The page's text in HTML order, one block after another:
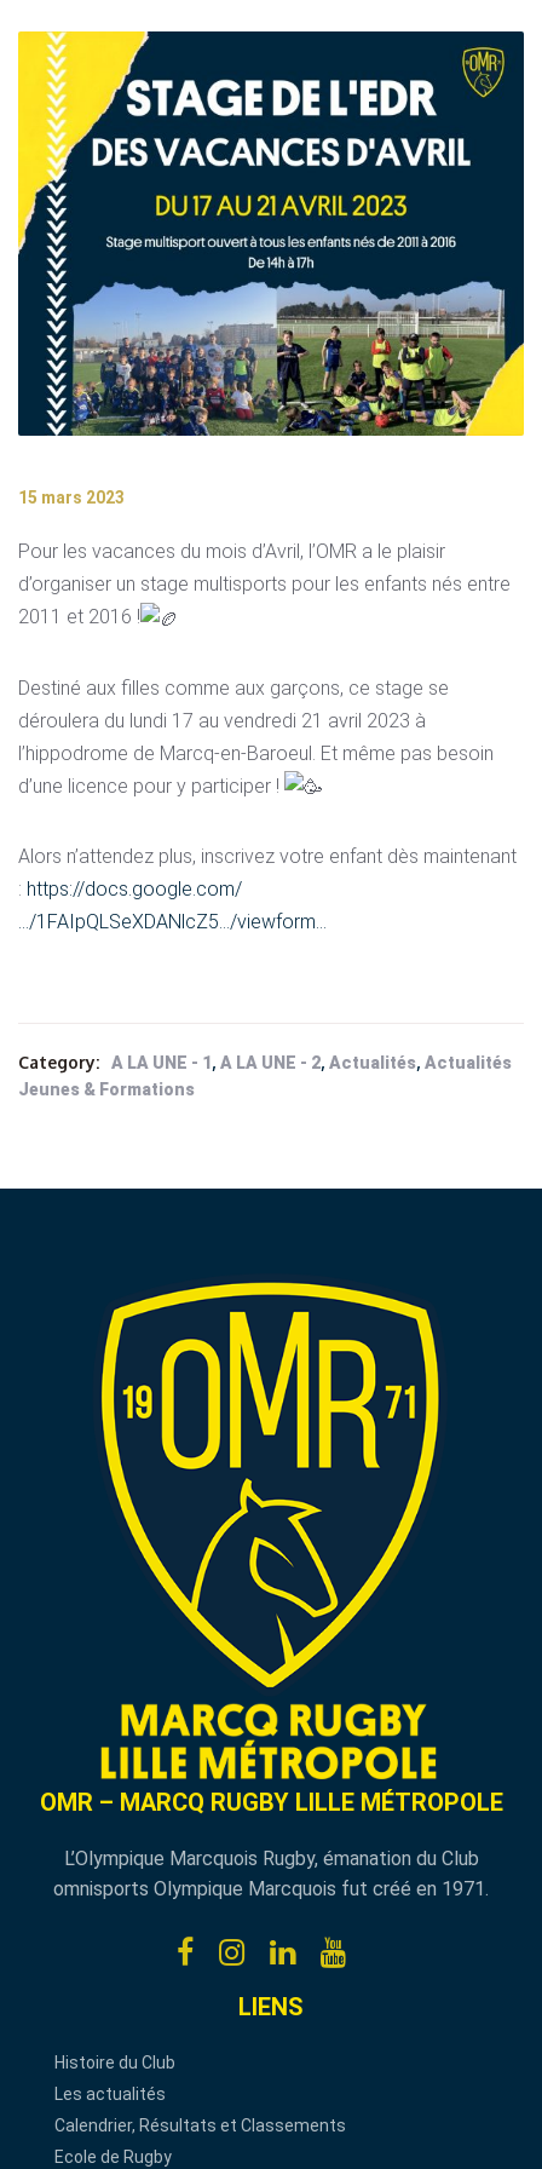
15 mars 2023
Pour les vacances du mois d’Avril, l’OMR a le plaisir
d’organiser un stage multisports pour les enfants nés entre
2011 et 2016 !
Destiné aux filles comme aux garçons, ce stage se
déroulera du lundi 17 au vendredi 21 avril 2023 à
l’hippodrome de Marcq-en-Baroeul. Et même pas besoin
d’une licence pour y participer !
Alors n’attendez plus, inscrivez votre enfant dès maintenant
: https://docs.google.com/
…/1FAIpQLSeXDANlcZ5…/viewform…
Category: A LA UNE - 1 , A LA UNE - 2, Actualités, Actualités
Jeunes & Formations
OMR – MARCQ RUGBY LILLE MÉTROPOLE
L’Olympique Marcquois Rugby, émanation du Club
omnisports Olympique Marcquois fut créé en 1971.
LIENS
Histoire du Club
Les actualités
Calendrier, Résultats et Classements
Ecole de Rugby